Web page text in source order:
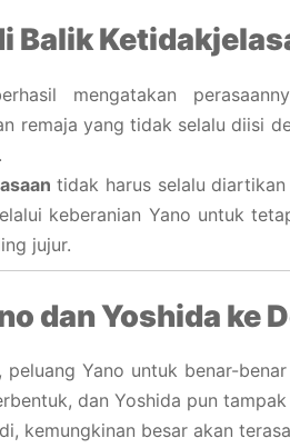
Balik
mengatakan
remaja yang tidak selalu diisi
tidak harus selalu
keberanian Yano untuk
jujur.
dan Yoshida ke
Yano untuk benar-
dan Yoshida pun
kemungkinan besar akan